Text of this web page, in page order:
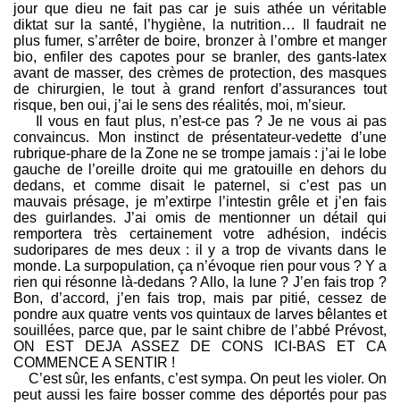
jour que dieu ne fait pas car je suis athée un véritable
diktat sur la santé, l’hygiène, la nutrition… Il faudrait ne
plus fumer, s’arrêter de boire, bronzer à l’ombre et manger
bio, enfiler des capotes pour se branler, des gants-latex
avant de masser, des crèmes de protection, des masques
de chirurgien, le tout à grand renfort d’assurances tout
risque, ben oui, j’ai le sens des réalités, moi, m’sieur.
Il vous en faut plus, n’est-ce pas ? Je ne vous ai pas
convaincus. Mon instinct de présentateur-vedette d’une
rubrique-phare de la Zone ne se trompe jamais : j’ai le lobe
gauche de l’oreille droite qui me gratouille en dehors du
dedans, et comme disait le paternel, si c’est pas un
mauvais présage, je m’extirpe l’intestin grêle et j’en fais
des guirlandes. J’ai omis de mentionner un détail qui
remportera très certainement votre adhésion, indécis
sudoripares de mes deux : il y a trop de vivants dans le
monde. La surpopulation, ça n’évoque rien pour vous ? Y a
rien qui résonne là-dedans ? Allo, la lune ? J’en fais trop ?
Bon, d’accord, j’en fais trop, mais par pitié, cessez de
pondre aux quatre vents vos quintaux de larves bêlantes et
souillées, parce que, par le saint chibre de l’abbé Prévost,
ON EST DEJA ASSEZ DE CONS ICI-BAS ET CA
COMMENCE A SENTIR !
C’est sûr, les enfants, c’est sympa. On peut les violer. On
peut aussi les faire bosser comme des déportés pour pas